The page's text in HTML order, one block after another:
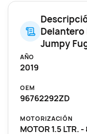
Jumpy
AÑO
2019
OEM
96762292ZD
MOTORIZACIÓN
MOTOR 1.5 LTR.